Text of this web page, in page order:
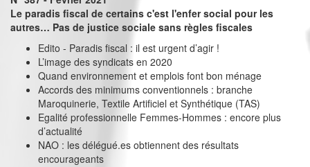
Le paradis fiscal de certains c'est l'enfer social pour les
autres… Pas de justice sociale sans règles fiscales
Edito - Paradis fiscal : il est urgent d’agir !
L’image des syndicats en 2020
Quand environnement et emplois font bon ménage
Accords des minimums conventionnels : branche
Maroquinerie, Textile Artificiel et Synthétique (TAS)
Egalité professionnelle Femmes-Hommes : encore plus
d’actualité
NAO : les délégué.es obtiennent des résultats
encourageants